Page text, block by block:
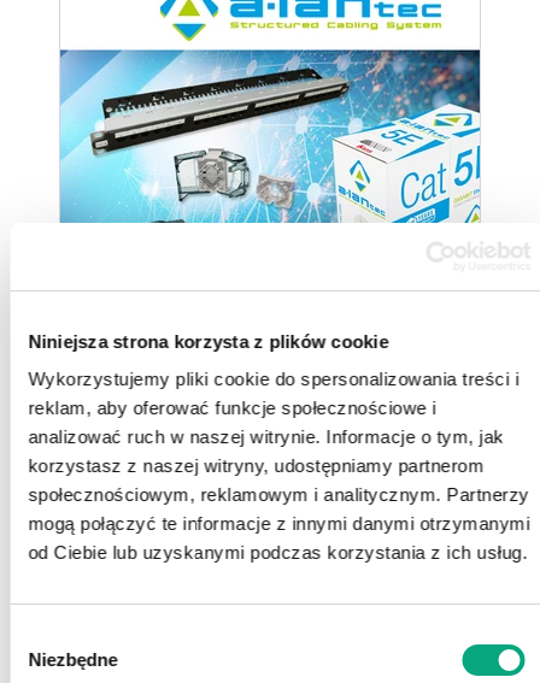
Niniejsza strona korzysta z plików cookie
Wykorzystujemy pliki cookie do spersonalizowania treści i
reklam, aby oferować funkcje społecznościowe i
analizować ruch w naszej witrynie. Informacje o tym, jak
korzystasz z naszej witryny, udostępniamy partnerom
społecznościowym, reklamowym i analitycznym. Partnerzy
mogą połączyć te informacje z innymi danymi otrzymanymi
od Ciebie lub uzyskanymi podczas korzystania z ich usług.
zgody
Niezbędne
14.05.2024